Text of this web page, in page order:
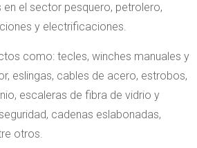
el sector pesquero, petrolero,
y electrificaciones.
como: tecles, winches manuales y
eslingas, cables de acero, estrobos,
escaleras de fibra de vidrio y
cadenas eslabonadas,
otros.